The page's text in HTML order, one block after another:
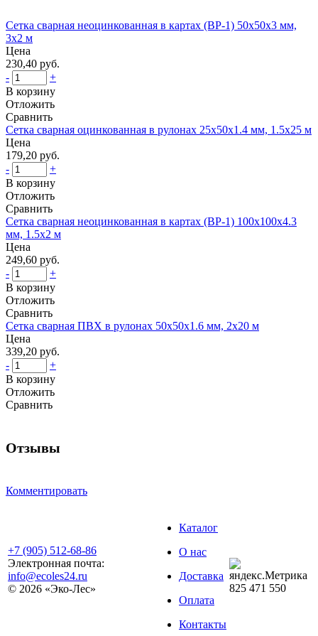
Сетка сварная неоцинкованная в картах (ВР-1) 50x50x3 мм,
3x2 м
Цена
230,40 руб.
-
+
В корзину
Отложить
Сравнить
Сетка сварная оцинкованная в рулонах 25x50x1.4 мм, 1.5x25 м
Цена
179,20 руб.
-
+
В корзину
Отложить
Сравнить
Сетка сварная неоцинкованная в картах (ВР-1) 100x100x4.3
мм, 1.5x2 м
Цена
249,60 руб.
-
+
В корзину
Отложить
Сравнить
Сетка сварная ПВХ в рулонах 50x50x1.6 мм, 2x20 м
Цена
339,20 руб.
-
+
В корзину
Отложить
Сравнить
Отзывы
Комментировать
+7 (905) 512-68-86
Электронная почта:
info@ecoles24.ru
© 2026 «Эко-Лес»
Каталог
О нас
Доставка
Оплата
Контакты
825 471 550